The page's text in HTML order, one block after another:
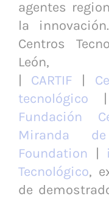
agentes
la
Centros
León,
CARTIF
tecnológico
Fundación
Miranda
Foundation
Tecnológico,
de